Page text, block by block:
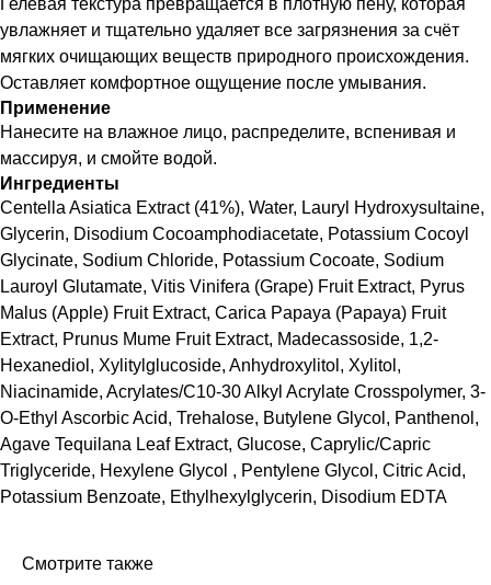
Гелевая текстура превращается в плотную пену, которая
увлажняет и тщательно удаляет все загрязнения за счёт
мягких очищающих веществ природного происхождения.
Оставляет комфортное ощущение после умывания.
Применение
Нанесите на влажное лицо, распределите, вспенивая и
массируя, и смойте водой.
Ингредиенты
Centella Asiatica Extract (41%), Water, Lauryl Hydroxysultaine,
Glycerin, Disodium Cocoamphodiacetate, Potassium Cocoyl
Glycinate, Sodium Chloride, Potassium Cocoate, Sodium
Lauroyl Glutamate, Vitis Vinifera (Grape) Fruit Extract, Pyrus
Malus (Apple) Fruit Extract, Carica Papaya (Papaya) Fruit
Extract, Prunus Mume Fruit Extract, Madecassoside, 1,2-
Hexanediol, Xylitylglucoside, Anhydroxylitol, Xylitol,
Niacinamide, Acrylates/C10-30 Alkyl Acrylate Crosspolymer, 3-
O-Ethyl Ascorbic Acid, Trehalose, Butylene Glycol, Panthenol,
Agave Tequilana Leaf Extract, Glucose, Caprylic/Capric
Triglyceride, Hexylene Glycol , Pentylene Glycol, Citric Acid,
Potassium Benzoate, Ethylhexylglycerin, Disodium EDTA
Смотрите также